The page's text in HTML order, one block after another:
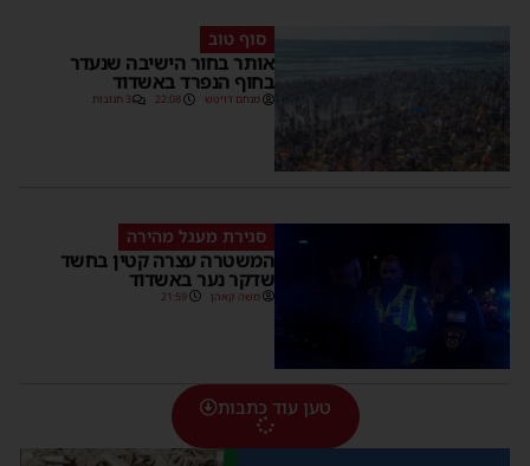
סוף טוב
אותר בחור הישיבה שנעדר
בחוף הנפרד באשדוד
מנחם דויטש 22:08 3 תגובות
סגירת מעגל מהירה
המשטרה עצרה קטין בחשד
שדקר נער באשדוד
משה קאהן 21:59
טען עוד כתבות